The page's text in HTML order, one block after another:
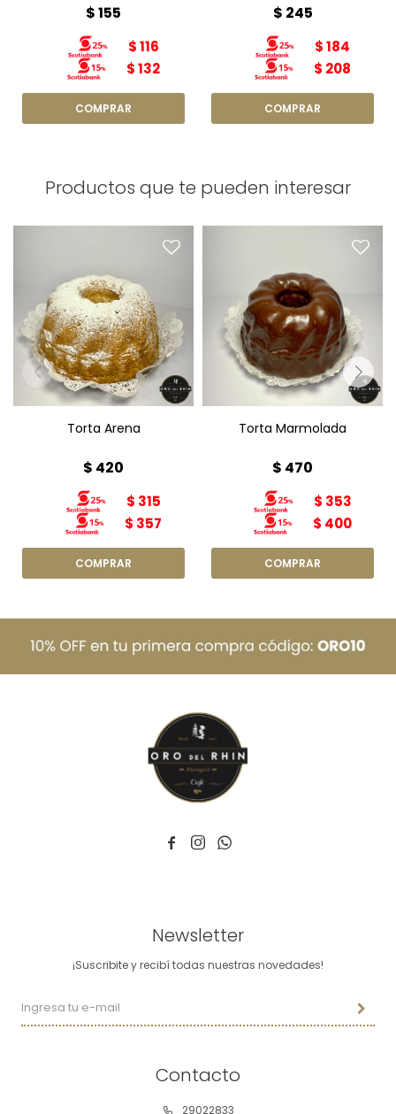
$155
$116
$132
$ 245
$184
$ 208
Productos que te pueden interesar
Torta Arena
Diámetro: 15cm
Peso: 380g
Torta Arena
$ 420
$ 315
$ 357
Torta Marmolada
Peso: 450g
Diámetro: 15cm
Torta Marmolada
$ 470
$ 353
$ 400
  
Contacto
29022833
Newsletter
¡Suscribite y recibí todas nuestras novedades!